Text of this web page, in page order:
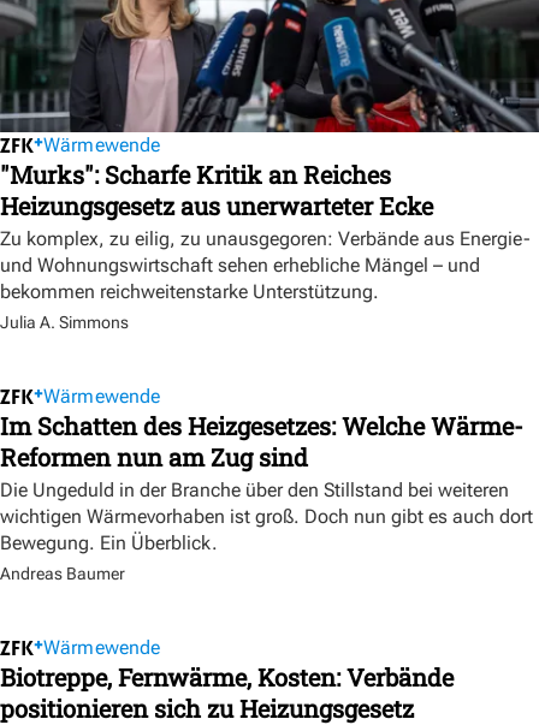
Wärmewende
"Murks": Scharfe Kritik an Reiches
Heizungsgesetz aus unerwarteter Ecke
Zu komplex, zu eilig, zu unausgegoren: Verbände aus Energie-
und Wohnungswirtschaft sehen erhebliche Mängel – und
bekommen reichweitenstarke Unterstützung.
Julia A. Simmons
Wärmewende
Im Schatten des Heizgesetzes: Welche Wärme-
Reformen nun am Zug sind
Die Ungeduld in der Branche über den Stillstand bei weiteren
wichtigen Wärmevorhaben ist groß. Doch nun gibt es auch dort
Bewegung. Ein Überblick.
Andreas Baumer
Wärmewende
Biotreppe, Fernwärme, Kosten: Verbände
positionieren sich zu Heizungsgesetz